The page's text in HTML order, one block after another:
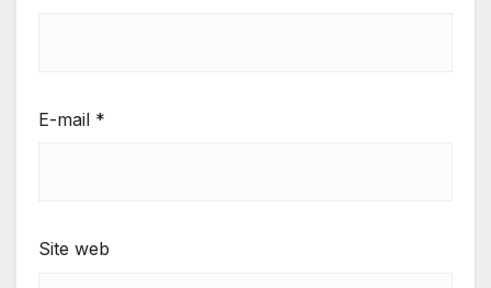
E-mail *
Site web